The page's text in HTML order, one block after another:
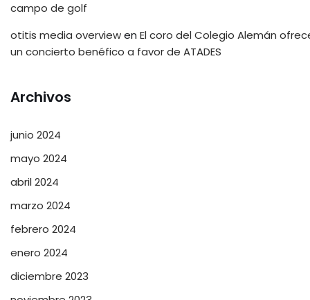
campo de golf
otitis media overviewen El coro del Colegio Alemán
un concierto benéfico a favor de ATADES
Archivos
junio 2024
mayo 2024
abril 2024
marzo 2024
febrero 2024
enero 2024
diciembre 2023